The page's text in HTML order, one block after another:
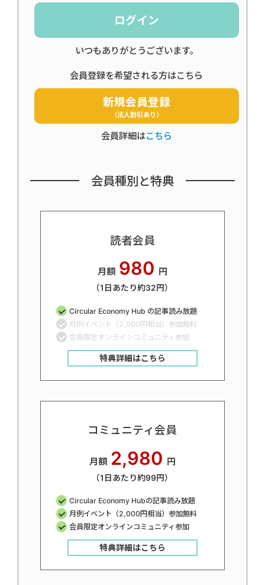
ログイン
いつもありがとうございます。
会員登録を希望される方はこちら
新規会員登録
（法人割引あり）
会員詳細はこちら
会員種別と特典
読者会員
月額 980 円
（1日あたり約32円）
Circular Economy Hub の記事読み放題
月例イベント（2,000円相当）参加無料
会員限定オンラインコミュニティ参加
特典詳細はこちら
コミュニティ会員
月額 2,980 円
（1日あたり約99円）
Circular Economy Hubの記事読み放題
月例イベント（2,000円相当）参加無料
会員限定オンラインコミュニティ参加
特典詳細はこちら